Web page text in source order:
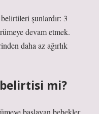
şunlardır: 3
devam etmek.
daha az ağırlık
mi?
başlayan bebekler